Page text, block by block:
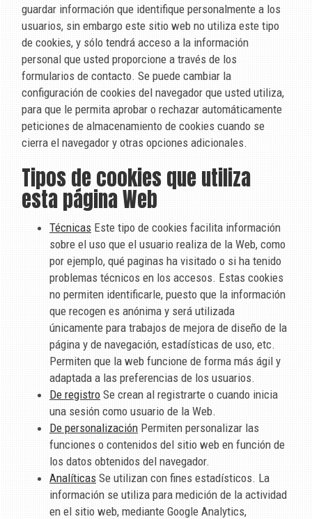
guardar información que identifique personalmente a los
usuarios, sin embargo este sitio web no utiliza este tipo
de cookies, y sólo tendrá acceso a la información
personal que usted proporcione a través de los
formularios de contacto. Se puede cambiar la
configuración de cookies del navegador que usted utiliza,
para que le permita aprobar o rechazar automáticamente
peticiones de almacenamiento de cookies cuando se
cierra el navegador y otras opciones adicionales.
Tipos de cookies que utiliza
esta página Web
Técnicas Este tipo de cookies facilita información
sobre el uso que el usuario realiza de la Web, como
por ejemplo, qué paginas ha visitado o si ha tenido
problemas técnicos en los accesos. Estas cookies
no permiten identificarle, puesto que la información
que recogen es anónima y será utilizada
únicamente para trabajos de mejora de diseño de la
página y de navegación, estadísticas de uso, etc.
Permiten que la web funcione de forma más ágil y
adaptada a las preferencias de los usuarios.
De registro Se crean al registrarte o cuando inicia
una sesión como usuario de la Web.
De personalización Permiten personalizar las
funciones o contenidos del sitio web en función de
los datos obtenidos del navegador.
Analíticas Se utilizan con fines estadísticos. La
información se utiliza para medición de la actividad
en el sitio web, mediante Google Analytics,